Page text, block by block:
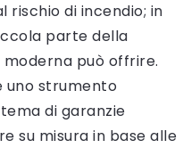
rischio di incendio; in
parte della
può offrire.
uno strumento
di garanzie
su misura in base alle